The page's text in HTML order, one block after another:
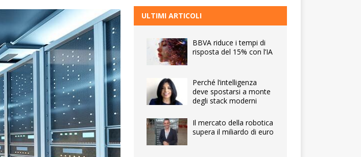
ULTIMI ARTICOLI
BBVA riduce i tempi di
risposta del 15% con l’IA
Perché l’intelligenza
deve spostarsi a monte
degli stack moderni
Il mercato della robotica
supera il miliardo di euro